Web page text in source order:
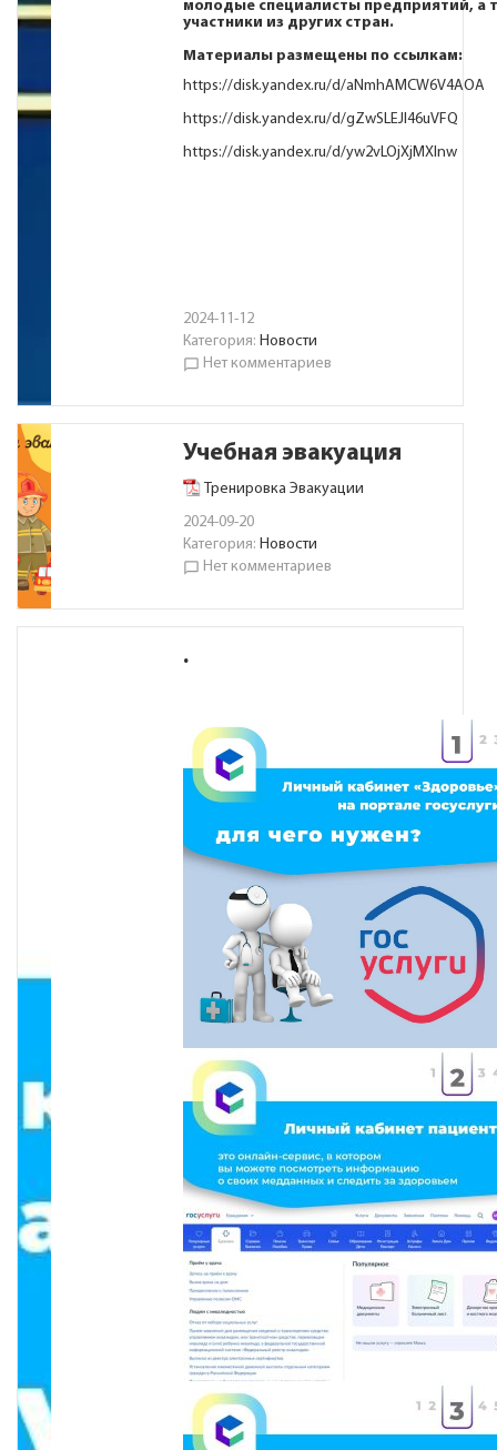
молодые специалисты предприятий, а
участники из других стран.
Материалы размещены по ссылкам:
https://disk.yandex.ru/d/aNmhAMCW6V4AOA
https://disk.yandex.ru/d/gZwSLEJI46uVFQ
https://disk.yandex.ru/d/yw2vLOjXjMXInw
2024-11-12
Категория: Новости
chat_bubble_outline Нет комментариев
Учебная эвакуация
Тренировка Эвакуации
2024-09-20
Категория: Новости
chat_bubble_outline Нет комментариев
.